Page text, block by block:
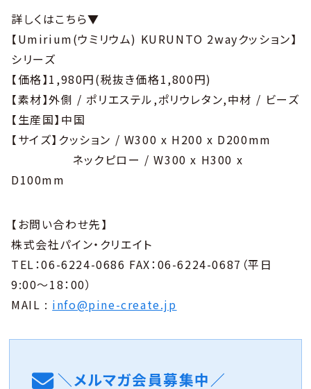
詳しくはこちら▼
【Umirium(ウミリウム) KURUNTO 2wayクッション】
シリーズ
【価格】1,980円(税抜き価格1,800円)
【素材】外側 / ポリエステル,ポリウレタン,中材 / ビーズ
【生産国】中国
【サイズ】クッション / W300 x H200 x D200mm
ネックピロー / W300 x H300 x
D100mm
【お問い合わせ先】
株式会社パイン・クリエイト
TEL：06-6224-0686 FAX：06-6224-0687（平日
9:00～18：00）
MAIL : info@pine-create.jp
＼メルマガ会員募集中／